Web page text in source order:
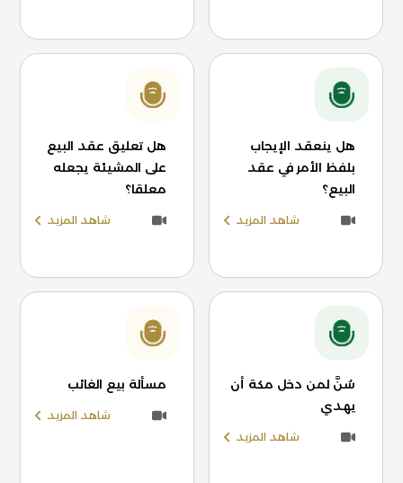
هل ينعقد الإيجاب
بلفظ الأمر في عقد
البيع؟
شاهد المزيد
هل تعليق عقد البيع
على المشيئة يجعله
معلقا؟
شاهد المزيد
سُنَّ لمن دخل مكة أن
يهدي
شاهد المزيد
مسألة بيع الغائب
شاهد المزيد